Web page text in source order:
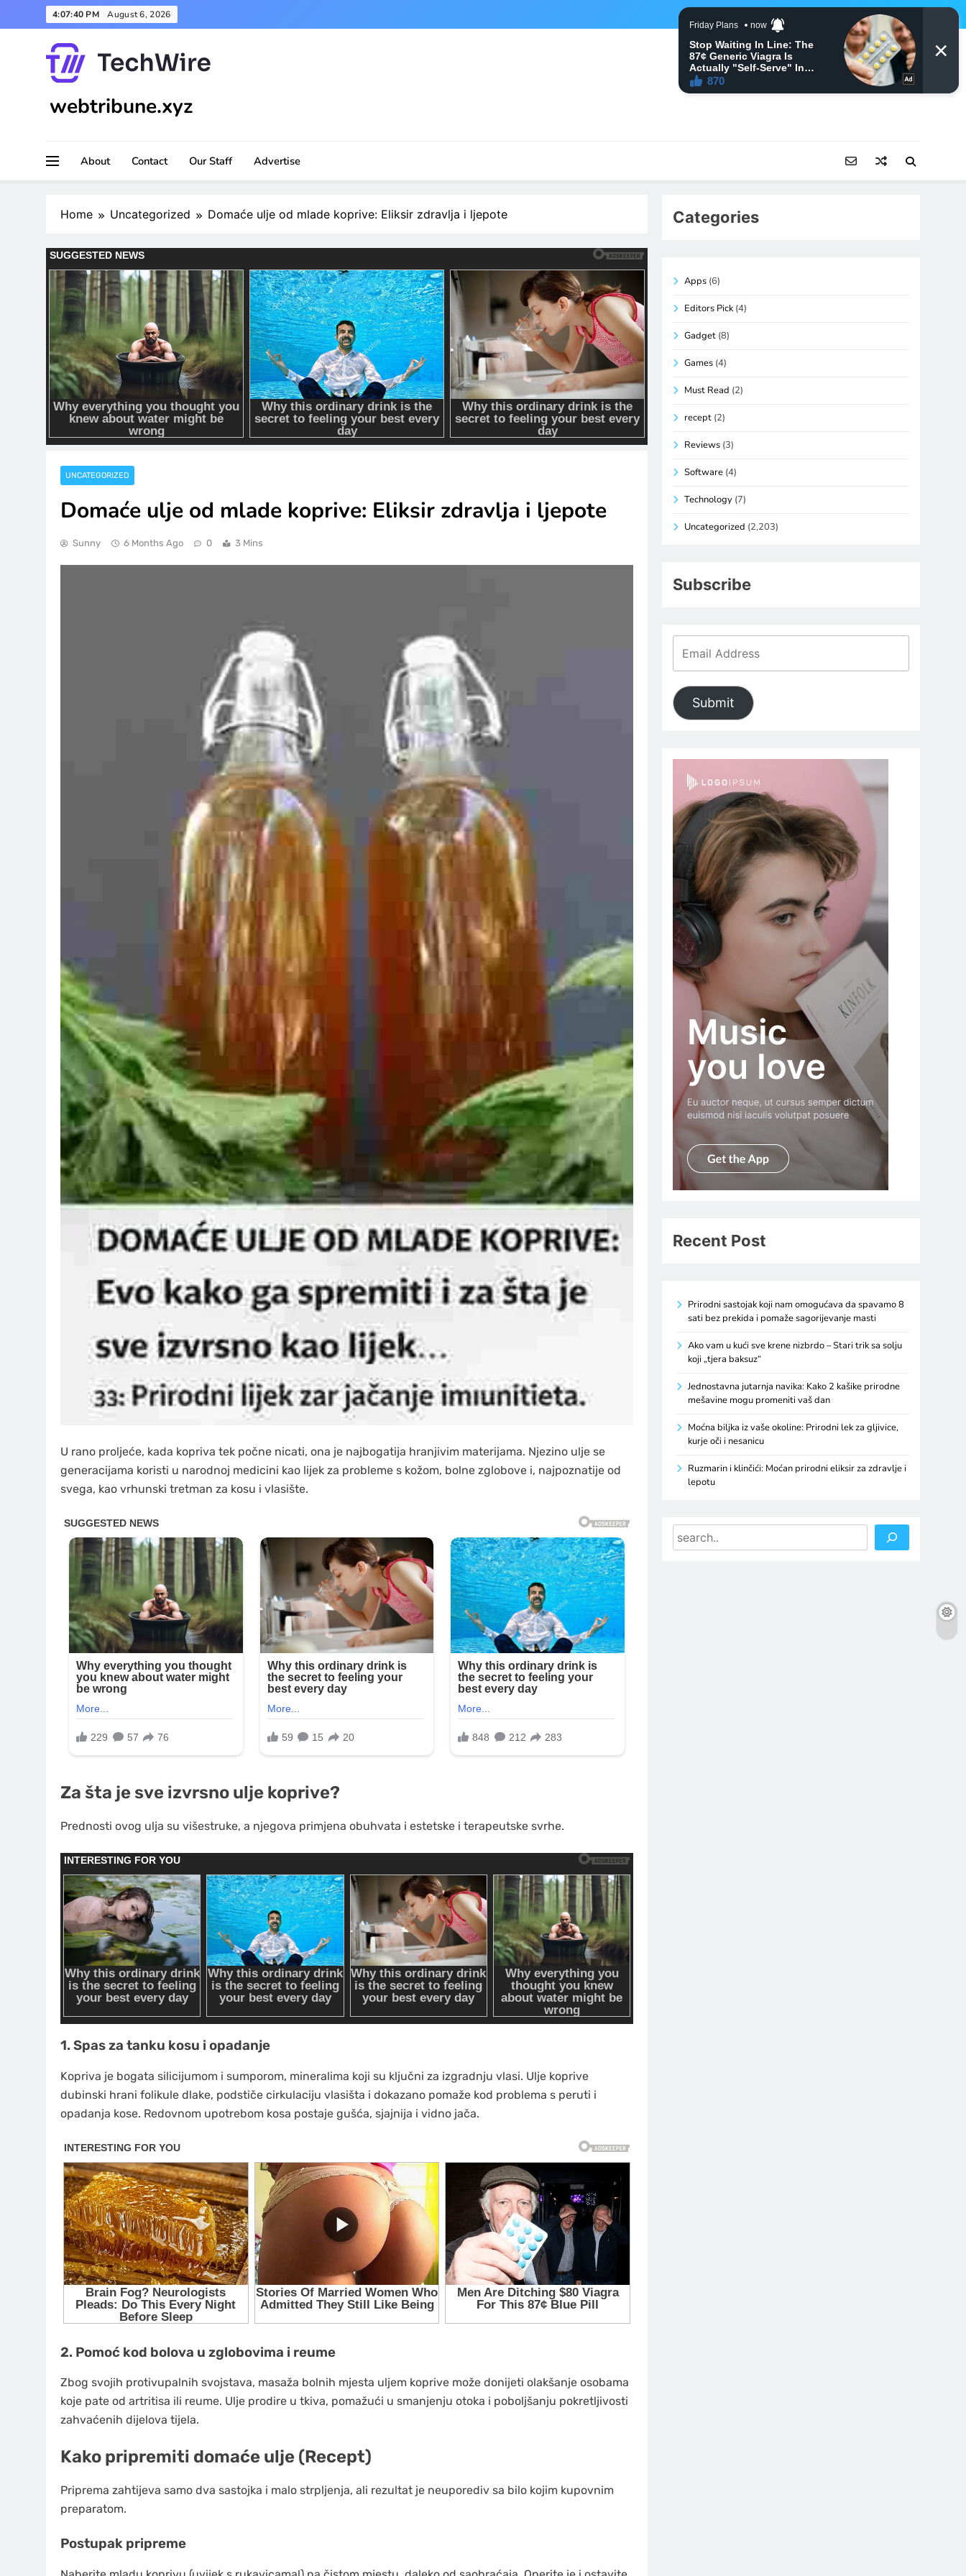
to
4:07:42 PM August 6, 2026
webtribune.xyz
About Contact Our Staff Advertise
Home Uncategorized Domaće ulje od mlade koprive: Eliksir zdravlja i ljepote
UNCATEGORIZED
Domaće ulje od mlade koprive: Eliksir zdravlja i ljepote
Sunny 6 Months Ago 0 3 Mins
U rano proljeće, kada kopriva tek počne nicati, ona je najbogatija hranjivim materijama. Njezino ulje se
generacijama koristi u narodnoj medicini kao lijek za probleme s kožom, bolne zglobove i, najpoznatije od
svega, kao vrhunski tretman za kosu i vlasište.
Za šta je sve izvrsno ulje koprive?
Prednosti ovog ulja su višestruke, a njegova primjena obuhvata i estetske i terapeutske svrhe.
1. Spas za tanku kosu i opadanje
Kopriva je bogata silicijumom i sumporom, mineralima koji su ključni za izgradnju vlasi. Ulje koprive
dubinski hrani folikule dlake, podstiče cirkulaciju vlasišta i dokazano pomaže kod problema s peruti i
opadanja kose. Redovnom upotrebom kosa postaje gušća, sjajnija i vidno jača.
2. Pomoć kod bolova u zglobovima i reume
Zbog svojih protivupalnih svojstava, masaža bolnih mjesta uljem koprive može donijeti olakšanje osobama
koje pate od artritisa ili reume. Ulje prodire u tkiva, pomažući u smanjenju otoka i poboljšanju pokretljivosti
zahvaćenih dijelova tijela.
Kako pripremiti domaće ulje (Recept)
Priprema zahtijeva samo dva sastojka i malo strpljenja, ali rezultat je neuporediv sa bilo kojim kupovnim
preparatom.
Postupak pripreme
Categories
Apps (6)
Editors Pick (4)
Gadget (8)
Games (4)
Must Read (2)
recept (2)
Reviews (3)
Software (4)
Technology (7)
Uncategorized (2,203)
Subscribe
Submit
Recent Post
Prirodni sastojak koji nam omogućava da spavamo 8
sati bez prekida i pomaže sagorijevanje masti
Ako vam u kući sve krene nizbrdo – Stari trik sa solju
koji „tjera baksuz“
Jednostavna jutarnja navika: Kako 2 kašike prirodne
mešavine mogu promeniti vaš dan
Moćna biljka iz vaše okoline: Prirodni lek za gljivice,
kurje oči i nesanicu
Ruzmarin i klinčići: Moćan prirodni eliksir za zdravlje i
lepotu
Search